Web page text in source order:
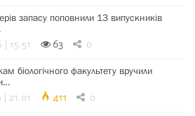
запасу поповнили 13 випускників
| 15:51 63 0
біологічного факультету вручили
| 21:01 411 0